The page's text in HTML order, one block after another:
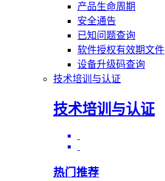
产品生命周期
安全通告
已知问题查询
软件授权有效期文件
设备升级码查询
技术培训与认证
技术培训与认证
热门推荐